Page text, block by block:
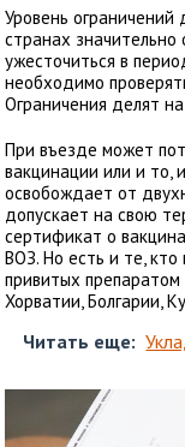
Уровень
странах значительно
ужесточиться в
необходимо
Ограничения делят
При въезде может
вакцинации или и то,
освобождает от
допускает на свою
сертификат о
ВОЗ. Но есть и те,
привитых препаратом
Хорватии, Болгарии,
Читать еще: